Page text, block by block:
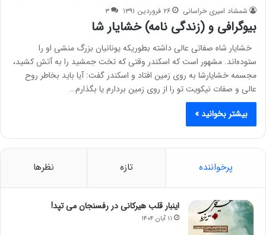
شمشاد امیری خراسانی ۲۶ فروردین ۱۳۹۱ ۳
بیوگرافی و (زندگی نامه) خشایار شا
خشایار شاه صفاتی عالی داشته بطوریکه یونانیان بزرگ منشی او را
ستوده‌اند. مشهور است که اسکندر وقتی که تخت جمشید را به آتش کشید،
مجسمه خشایارشا به روی زمین افتاد و اسکندر گفت: آیا باید بخاطر روح
عالی و صفات نیکویت تو را از روی زمین بردارم یا بگذارم…
بیشتر بخوانید »
پرخواننده تازه نظرها
اینبار قلب هیرکانی در رفسنجان می تپد!
۱۱ آبان ۱۴۰۴